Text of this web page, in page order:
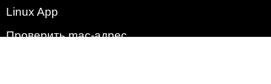
Linux App
Проверить mac-адрес